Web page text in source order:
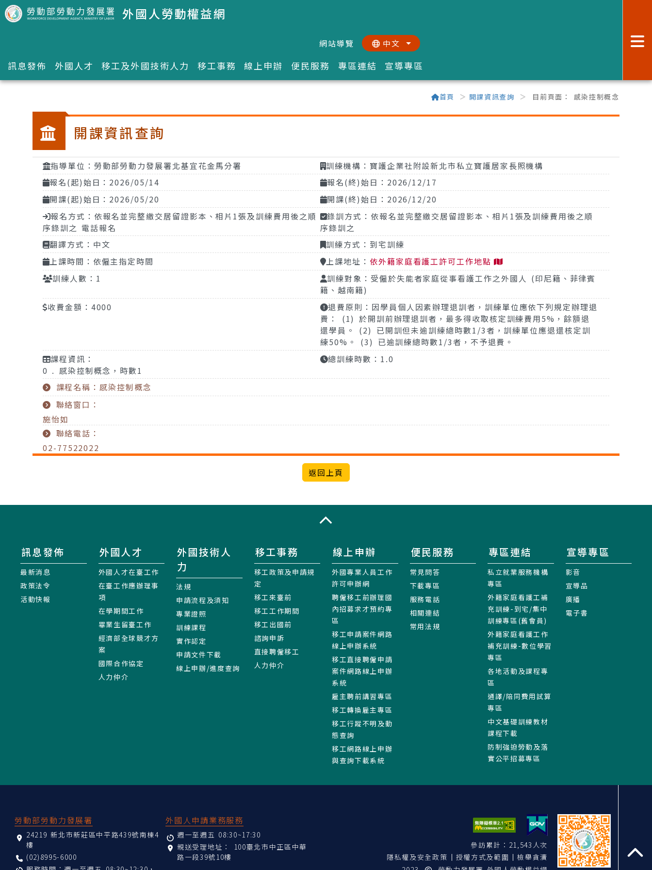
跳到主要內容區塊 外國人勞動權益網
:::網站導覽 中文
訊息發佈 外國人才 移工及外國技術人力 移工事務 線上申辦 便民服務 專區連結 宣導專區
首頁 開課資訊查詢 目前頁面： 感染控制概念
開課資訊查詢
指導單位：勞動部勞動力發展署北基宜花金馬分署
訓練機構：寶護企業社附設新北市私立寶護居家長照機構
報名(起)始日：2026/05/14
報名(終)始日：2026/12/17
開課(起)始日：2026/05/20
開課(終)始日：2026/12/20
報名方式：依報名並完整繳交居留證影本、相片1張及訓練費用後之順
序錄訓之 電話報名
錄訓方式：依報名並完整繳交居留證影本、相片1張及訓練費用後之順
序錄訓之
翻譯方式：中文
訓練方式：到宅訓練
上課時間：依僱主指定時間
上課地址： 依外籍家庭看護工許可工作地點
訓練人數：1
訓練對象：受僱於失能者家庭從事看護工作之外國人 (印尼籍、菲律賓
籍、越南籍)
收費金額：4000
退費原則：因學員個人因素辦理退訓者，訓練單位應依下列規定辦理退
費： (1) 於開訓前辦理退訓者，最多得收取核定訓練費用5%，餘額退
還學員。 (2) 已開訓但未逾訓練總時數1/3者，訓練單位應退還核定訓
練50%。 (3) 已逾訓練總時數1/3者，不予退費。
課程資訊：
0 . 感染控制概念，時數1
總訓練時數：1.0
課程名稱：感染控制概念
聯絡窗口：
施怡如
聯絡電話：
02-77522022
訊息發佈
最新消息
政策法令
活動快報
外國人才
外國人才在臺工作
在臺工作應辦理事
項
在學期間工作
畢業生留臺工作
經濟部全球競才方
案
國際合作協定
人力仲介
外國技術人
力
法規
申請流程及須知
專業證照
訓練課程
實作認定
申請文件下載
線上申辦/進度查詢
移工事務
移工政策及申請規
定
移工來臺前
移工工作期間
移工出國前
諮詢申訴
直接聘僱移工
人力仲介
線上申辦
外國專業人員工作
許可申辦網
聘僱移工前辦理國
內招募求才預約專
區
移工申請案件網路
線上申辦系統
移工直接聘僱申請
案件網路線上申辦
系統
雇主聘前講習專區
移工轉換雇主專區
移工行蹤不明及動
態查詢
移工網路線上申辦
與查詢下載系統
便民服務
常見問答
下載專區
服務電話
相關連結
常用法規
專區連結
私立就業服務機構
專區
外籍家庭看護工補
充訓練-到宅/集中
訓練專區(舊會員)
外籍家庭看護工作
補充訓練-數位學習
專區
各地活動及課程專
區
通譯/陪同費用試算
專區
中文基礎訓練教材
課程下載
防制強迫勞動及落
實公平招募專區
宣導專區
影音
宣導品
廣播
電子書
勞動部勞動力發展署
24219 新北市新莊區中平路439號南棟4
樓
(02)8995-6000
外國人申請業務服務
週一至週五 08:30~17:30
親送受理地址： 100臺北市中正區中華
路一段39號10樓
參訪累計：21,543人次
隱私權及安全政策
授權方式及範圍
檢舉貪瀆